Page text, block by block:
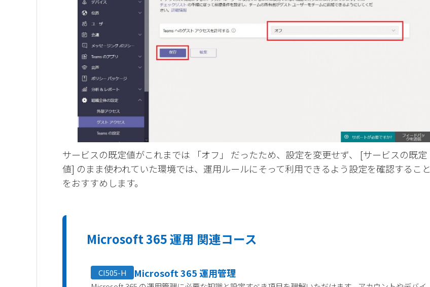
サービスの既定値がこれまでは 「オフ」 だったため、設定を変更せず、 [サービスの既定
値] のまま使われていた環境では、運用ルールにそって利用できるよう設定を確認すること
をおすすめします。
Microsoft 365 運用 関連コース
CI505-H Microsoft 365 運用管理